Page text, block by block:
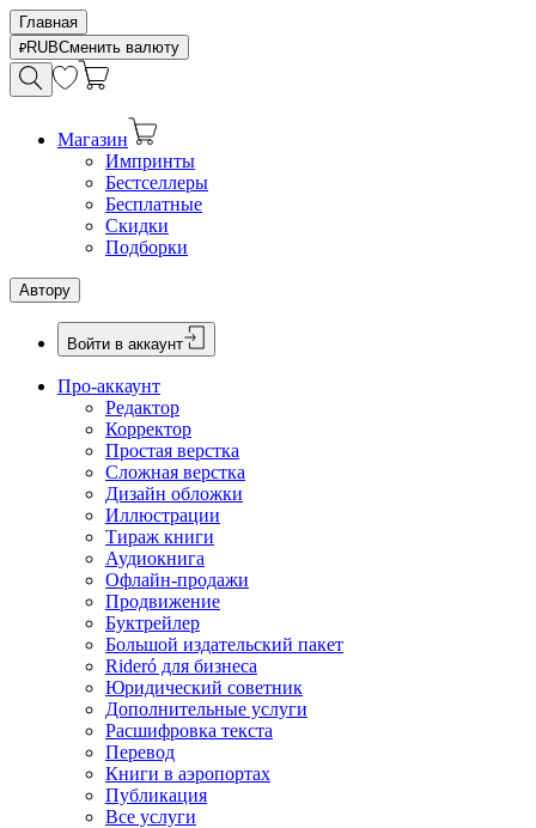
Главная
RUBСменить валюту
Магазин
Импринты
Бестселлеры
Бесплатные
Скидки
Подборки
Автору
Войти в аккаунт
Про-аккаунт
Редактор
Корректор
Простая верстка
Сложная верстка
Дизайн обложки
Иллюстрации
Тираж книги
Аудиокнига
Офлайн-продажи
Продвижение
Буктрейлер
Большой издательский пакет
Rideró для бизнеса
Юридический советник
Дополнительные услуги
Расшифровка текста
Перевод
Книги в аэропортах
Публикация
Все услуги